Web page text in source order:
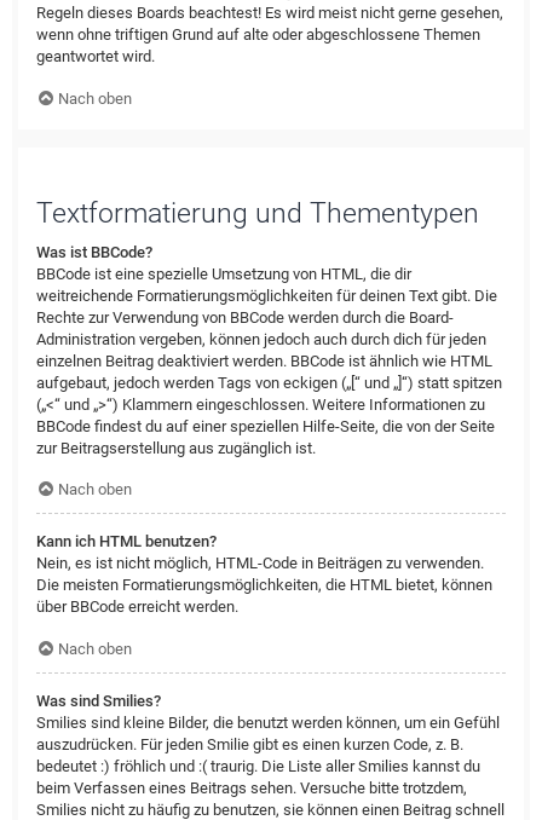
Regeln dieses Boards beachtest! Es wird meist nicht gerne gesehen,
wenn ohne triftigen Grund auf alte oder abgeschlossene Themen
geantwortet wird.
Nach oben
Textformatierung und Thementypen
Was ist BBCode?
BBCode ist eine spezielle Umsetzung von HTML, die dir
weitreichende Formatierungsmöglichkeiten für deinen Text gibt. Die
Rechte zur Verwendung von BBCode werden durch die Board-
Administration vergeben, können jedoch auch durch dich für jeden
einzelnen Beitrag deaktiviert werden. BBCode ist ähnlich wie HTML
aufgebaut, jedoch werden Tags von eckigen („[“ und „]“) statt spitzen
(„<“ und „>“) Klammern eingeschlossen. Weitere Informationen zu
BBCode findest du auf einer speziellen Hilfe-Seite, die von der Seite
zur Beitragserstellung aus zugänglich ist.
Nach oben
Kann ich HTML benutzen?
Nein, es ist nicht möglich, HTML-Code in Beiträgen zu verwenden.
Die meisten Formatierungsmöglichkeiten, die HTML bietet, können
über BBCode erreicht werden.
Nach oben
Was sind Smilies?
Smilies sind kleine Bilder, die benutzt werden können, um ein Gefühl
auszudrücken. Für jeden Smilie gibt es einen kurzen Code, z. B.
bedeutet :) fröhlich und :( traurig. Die Liste aller Smilies kannst du
beim Verfassen eines Beitrags sehen. Versuche bitte trotzdem,
Smilies nicht zu häufig zu benutzen, sie können einen Beitrag schnell